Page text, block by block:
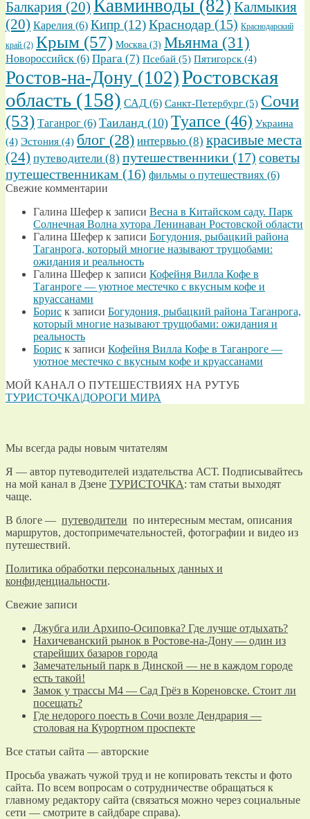
Балкария (20) Кавминводы (82) Калмыкия
(20) Карелия (6) Кипр (12)Краснодар (15) Краснодарский
край (2) Крым (57) Москва (3) Мьянма (31)
Новороссийск (6) Прага (7) Псебай (5) Пятигорск (4)
Ростов-на-Дону (102)Ростовская
область (158) САД (6) Санкт-Петербург (5) Сочи
(53) Таганрог (6) Таиланд (10) Туапсе (46) Украина
(4) Эстония (4) блог (28) интервью (8) красивые места
(24) путеводители (8) путешественники (17) советы
путешественникам (16) фильмы о путешествиях (6)
Свежие комментарии
Галина Шефер к записи Весна в Китайском саду. Парк
Солнечная Волна хутора Ленинаван Ростовской области
Галина Шефер к записи Богудония, рыбацкий района
Таганрога, который многие называют трущобами:
ожидания и реальность
Галина Шефер к записи Кофейня Вилла Кофе в
Таганроге — уютное местечко с вкусным кофе и
круассанами
Борис к записи Богудония, рыбацкий района Таганрога,
который многие называют трущобами: ожидания и
реальность
Борис к записи Кофейня Вилла Кофе в Таганроге —
уютное местечко с вкусным кофе и круассанами
МОЙ КАНАЛ О ПУТЕШЕСТВИЯХ НА РУТУБ
ТУРИСТОЧКА|ДОРОГИ МИРА
Мы всегда рады новым читателям
Я — автор путеводителей издательства АСТ. Подписывайтесь
на мой канал в Дзене ТУРИСТОЧКА: там статьи выходят
чаще.
В блоге — путеводители по интересным местам, описания
маршрутов, достопримечательностей, фотографии и видео из
путешествий.
Политика обработки персональных данных и
конфиденциальности.
Свежие записи
Джубга или Архипо-Осиповка? Где лучше отдыхать?
Нахичеванский рынок в Ростове-на-Дону — один из
старейших базаров города
Замечательный парк в Динской — не в каждом городе
есть такой!
Замок у трассы М4 — Сад Грёз в Кореновске. Стоит ли
посещать?
Где недорого поесть в Сочи возле Дендрария —
столовая на Курортном проспекте
Все статьи сайта — авторские
Просьба уважать чужой труд и не копировать тексты и фото
сайта. По всем вопросам о сотрудничестве обращаться к
главному редактору сайта (связаться можно через социальные
сети — смотрите в сайдбаре справа).